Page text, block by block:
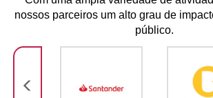
nossos parceiros um alto grau de
público.